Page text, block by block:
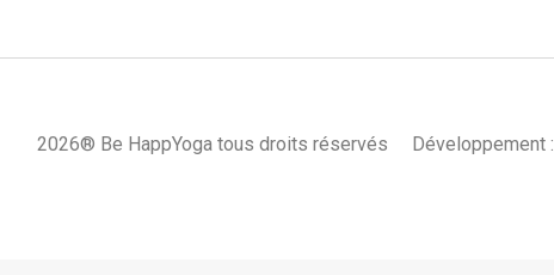
2026® Be HappYoga tous droits réservés Développement :